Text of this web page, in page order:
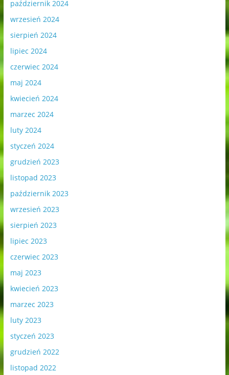
październik 2024
wrzesień 2024
sierpień 2024
lipiec 2024
czerwiec 2024
maj 2024
kwiecień 2024
marzec 2024
luty 2024
styczeń 2024
grudzień 2023
listopad 2023
październik 2023
wrzesień 2023
sierpień 2023
lipiec 2023
czerwiec 2023
maj 2023
kwiecień 2023
marzec 2023
luty 2023
styczeń 2023
grudzień 2022
listopad 2022